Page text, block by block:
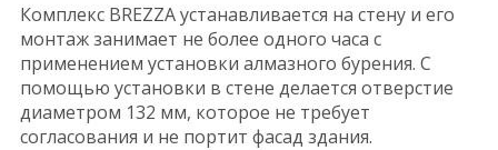
Комплекс BREZZA устанавливается на стену и его
монтаж занимает не более одного часа с
применением установки алмазного бурения. С
помощью установки в стене делается отверстие
диаметром 132 мм, которое не требует
согласования и не портит фасад здания.